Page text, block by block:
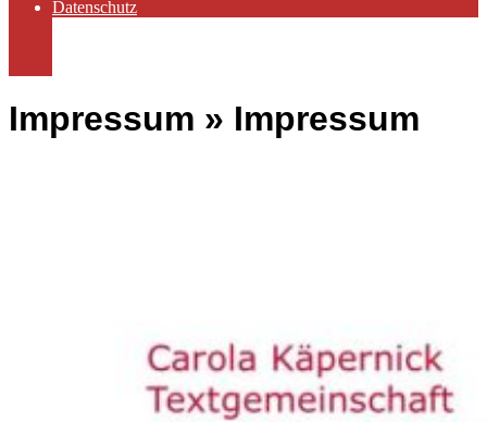
Datenschutz
Impressum » Impressum